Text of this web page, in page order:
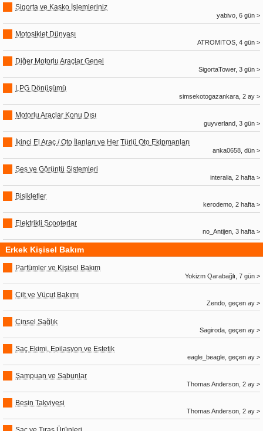
Sigorta ve Kasko İşlemleriniz
yabivo, 6 gün >
Motosiklet Dünyası
ATROMITOS, 4 gün >
Diğer Motorlu Araçlar Genel
SigortaTower, 3 gün >
LPG Dönüşümü
simsekotogazankara, 2 ay >
Motorlu Araçlar Konu Dışı
guyverland, 3 gün >
İkinci El Araç / Oto İlanları ve Her Türlü Oto Ekipmanları
anka0658, dün >
Ses ve Görüntü Sistemleri
interalia, 2 hafta >
Bisikletler
kerodemo, 2 hafta >
Elektrikli Scooterlar
no_Antijen, 3 hafta >
Erkek Kişisel Bakım
Parfümler ve Kişisel Bakım
Yokizm Qarabağlı, 7 gün >
Cilt ve Vücut Bakımı
Zendo, geçen ay >
Cinsel Sağlık
Sagiroda, geçen ay >
Saç Ekimi, Epilasyon ve Estetik
eagle_beagle, geçen ay >
Şampuan ve Sabunlar
Thomas Anderson, 2 ay >
Besin Takviyesi
Thomas Anderson, 2 ay >